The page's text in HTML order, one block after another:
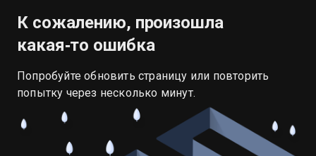
К сожалению, произошла
какая‑то ошибка
Попробуйте обновить страницу или повторить
попытку через несколько минут.